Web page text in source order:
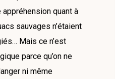
quant à
sauvages n’étaient
Mais ce n’est
parce qu’on ne
ni même